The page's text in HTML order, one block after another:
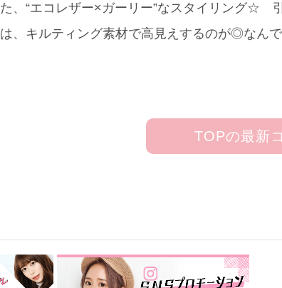
た、“エコレザー×ガーリー”なスタイリング☆
は、キルティング素材で高見えするのが◎なんで
TOPの最新